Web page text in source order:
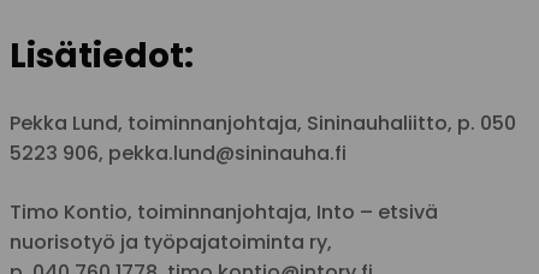
Lisätiedot:
Pekka Lund, toiminnanjohtaja, Sininauhaliitto, p. 050
5223 906, pekka.lund@sininauha.fi
Timo Kontio, toiminnanjohtaja, Into – etsivä
nuorisotyö ja työpajatoiminta ry,